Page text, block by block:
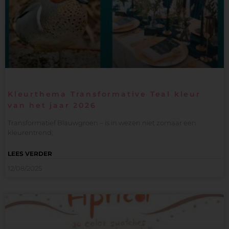
Kleurthema Transformative Teal kleur
van het jaar 2026
Transformatief Blauwgroen – is in wezen niet zomaar een
kleurentrend;
LEES VERDER